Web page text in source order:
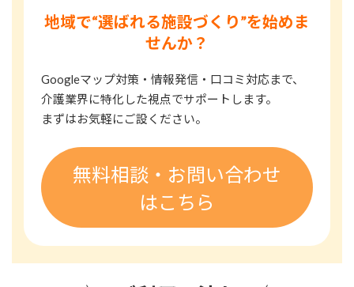
地域で“選ばれる施設づくり”を始めま
せんか？
Googleマップ対策・情報発信・口コミ対応まで、
介護業界に特化した視点でサポートします。
まずはお気軽にご設ください。
無料相談・お問い合わせ
はこちら